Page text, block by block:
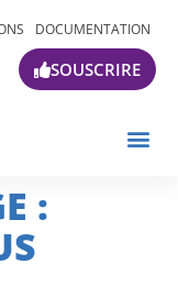
DOCUMENTATION
SOUSCRIRE
: